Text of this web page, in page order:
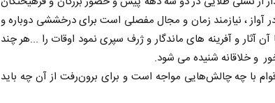
آواز ، نیازمند زمان و مجال مفصلی است برای درخششی دوباره و
آن آثار و آفرینه های ماندگار و ژرف سپری نمود اوقات را ...هر چند
و خلاقانه شنیده می شود.
با چه چالش‌هایی مواجه است و برای برون‌رفت از آن چه باید
کمیسیون انرژی مجلس